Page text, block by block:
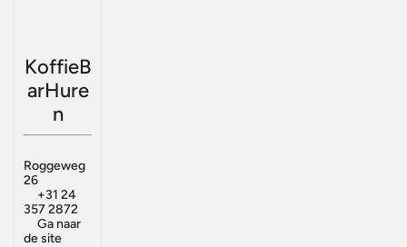
KoffieB
arHure
n
Roggeweg
26
+31 24
357 2872
Ga naar
de site